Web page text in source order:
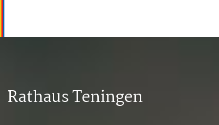
Rathaus Teningen